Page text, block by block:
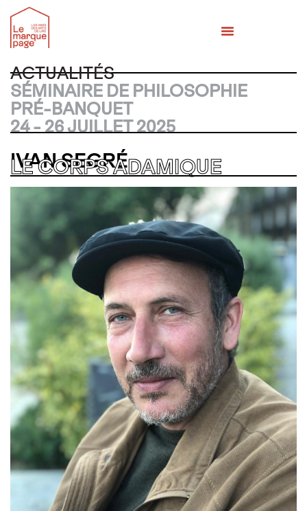
ACTUALITÉS
SÉMINAIRE DE PHILOSOPHIE
PRÉ-BANQUET
24 - 26 JUILLET 2025
IVAN SEGRÉ
LE CORPS ADAMIQUE